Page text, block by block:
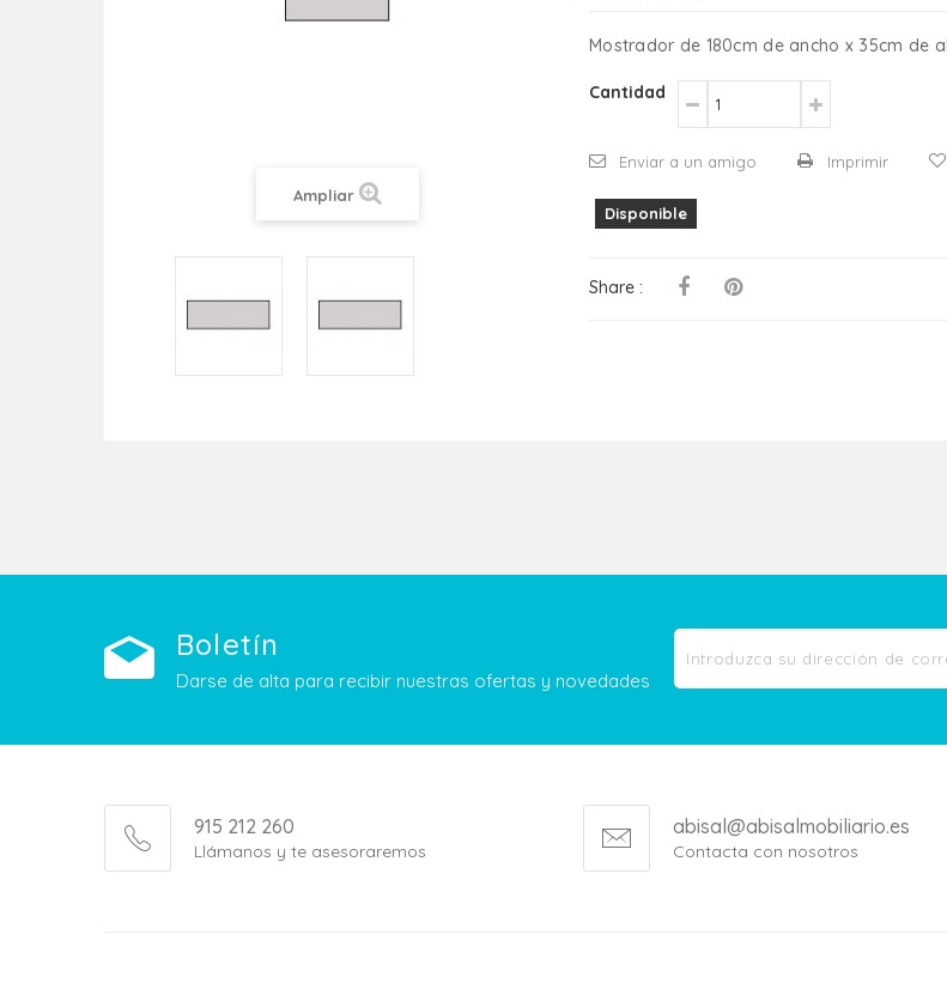
Ampliar
Mostrador de 180cm de ancho x 35cm de
Cantidad
Enviar a un amigo Imprimir
Disponible
Share :
Boletín
Darse de alta para recibir nuestras ofertas y novedades
915 212 260
Llámanos y te asesoraremos
abisal@abisalmobiliario.es
Contacta con nosotros